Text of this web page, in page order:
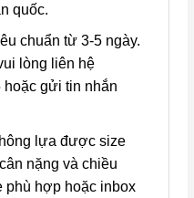
quốc.
chuẩn từ 3-5 ngày.
lòng liên hệ
hoặc gửi tin nhắn
lựa được size
nặng và chiều
phù hợp hoặc inbox